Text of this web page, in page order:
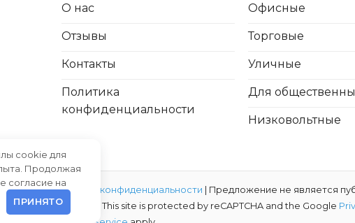
О нас
Отзывы
Контакты
Политика
конфиденциальности
Офисные
Торговые
Уличные
Для
Низковольтные
Политика конфиденциальности | Предложение не является
офертой |This site is protected by reCAPTCHA and the Google
cookie для
Продолжая
согласие на
ПРИНЯТО